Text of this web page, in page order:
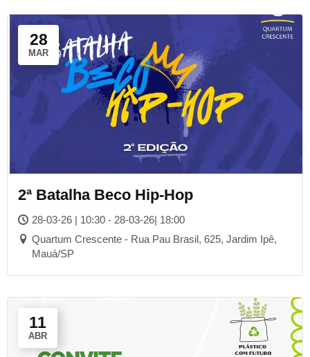
28
MAR
2ª Batalha Beco Hip-Hop
28-03-26 | 10:30 - 28-03-26| 18:00
Quartum Crescente - Rua Pau Brasil, 625, Jardim Ipê,
Mauá/SP
11
ABR